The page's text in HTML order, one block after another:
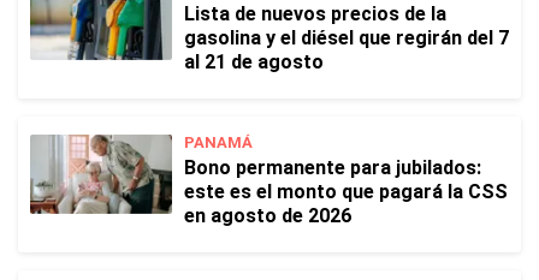
Lista de nuevos precios de la
gasolina y el diésel que regirán del 7
al 21 de agosto
PANAMÁ
Bono permanente para jubilados:
este es el monto que pagará la CSS
en agosto de 2026